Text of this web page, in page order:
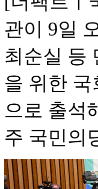
관이 9일
최순실 등
을 위한
으로 출석
주 국민의